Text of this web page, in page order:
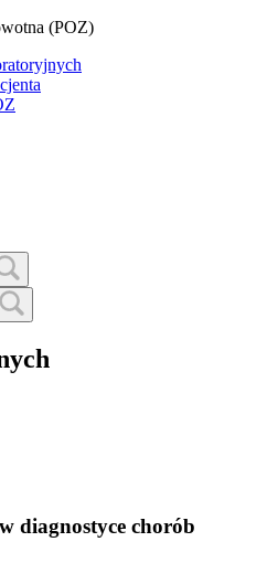
(POZ)
diagnostyce chorób